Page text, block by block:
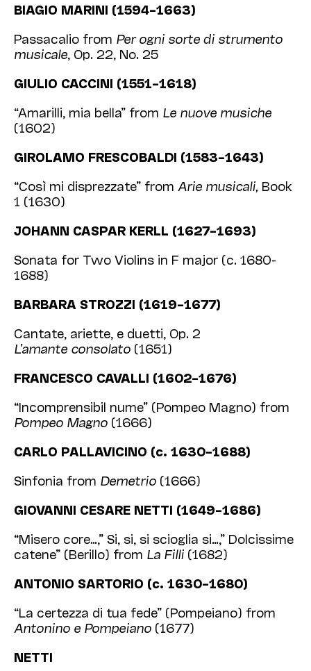
BIAGIO MARINI (1594–1663)
Passacalio from Per ogni sorte di strumento
musicale , Op. 22, No. 25
GIULIO CACCINI (1551–1618)
“Amarilli, mia bella” from Le nuove musiche
(1602)
GIROLAMO FRESCOBALDI (1583–1643)
“Così mi disprezzate” from Arie musicali, Book
1 (1630)
JOHANN CASPAR KERLL (1627–1693)
Sonata for Two Violins in F major (c. 1680-
1688)
BARBARA STROZZI (1619–1677)
Cantate, ariette, e duetti, Op. 2
L’amante consolato (1651)
FRANCESCO CAVALLI (1602–1676)
“Incomprensibil nume” (Pompeo Magno) from
Pompeo Magno (1666)
CARLO PALLAVICINO (c. 1630–1688)
Sinfonia from Demetrio (1666)
GIOVANNI CESARE NETTI (1649–1686)
“Misero core…,” Si, si, si scioglia si…,” Dolcissime
catene” (Berillo) from La Filli (1682)
ANTONIO SARTORIO (c. 1630–1680)
“La certezza di tua fede” (Pompeiano) from
Antonino e Pompeiano (1677)
NETTI